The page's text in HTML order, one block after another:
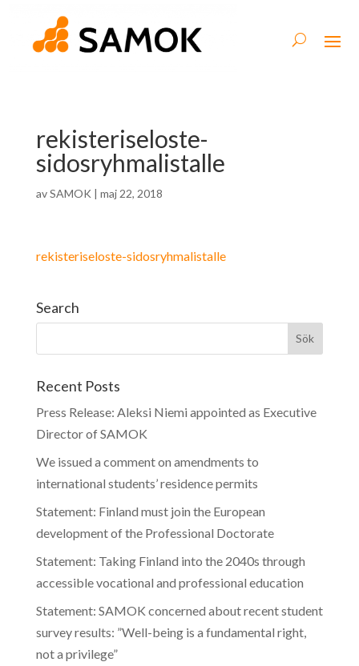
rekisteriseloste-
sidosryhmalistalle
avSAMOK | maj 22, 2018
rekisteriseloste-sidosryhmalistalle
Search
Recent Posts
Press Release: Aleksi Niemi appointed as Executive
Director of SAMOK
We issued a comment on amendments to
international students’ residence permits
Statement: Finland must join the European
development of the Professional Doctorate
Statement: Taking Finland into the 2040s through
accessible vocational and professional education
Statement: SAMOK concerned about recent student
survey results: ”Well-being is a fundamental right,
not a privilege”